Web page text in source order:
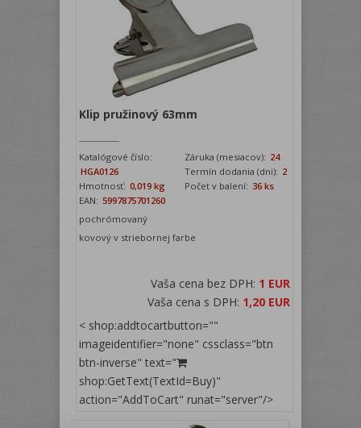
Klip pružinový 63mm
Katalógové číslo:
HGA0126
Záruka (mesiacov): 24
Termín dodania (dni): 2
Hmotnosť: 0,019 kg Počet v balení: 36 ks
EAN: 5997875701260
pochrómovaný
kovový v striebornej farbe
Vaša cena bez DPH: 1 EUR
Vaša cena s DPH: 1,20 EUR
< shop:addtocartbutton=""
imageidentifier="none" cssclass="btn
btn-inverse" text="
shop:GetText(TextId=Buy)"
action="AddToCart" runat="server"/>